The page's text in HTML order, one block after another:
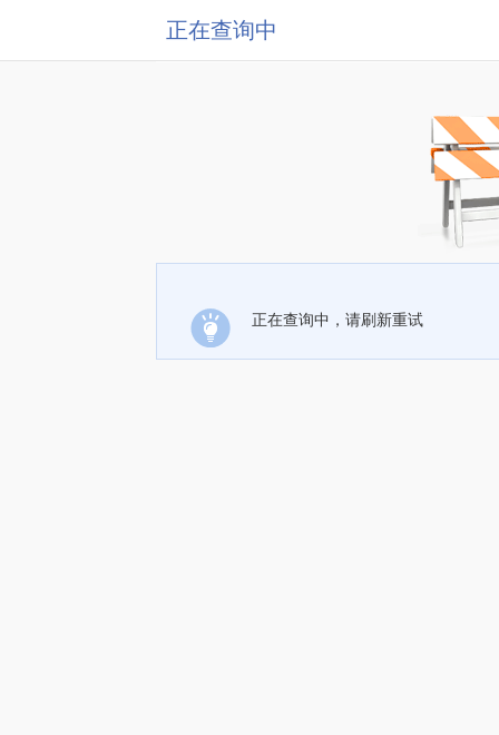
正在查询中
正在查询中，请刷新重试